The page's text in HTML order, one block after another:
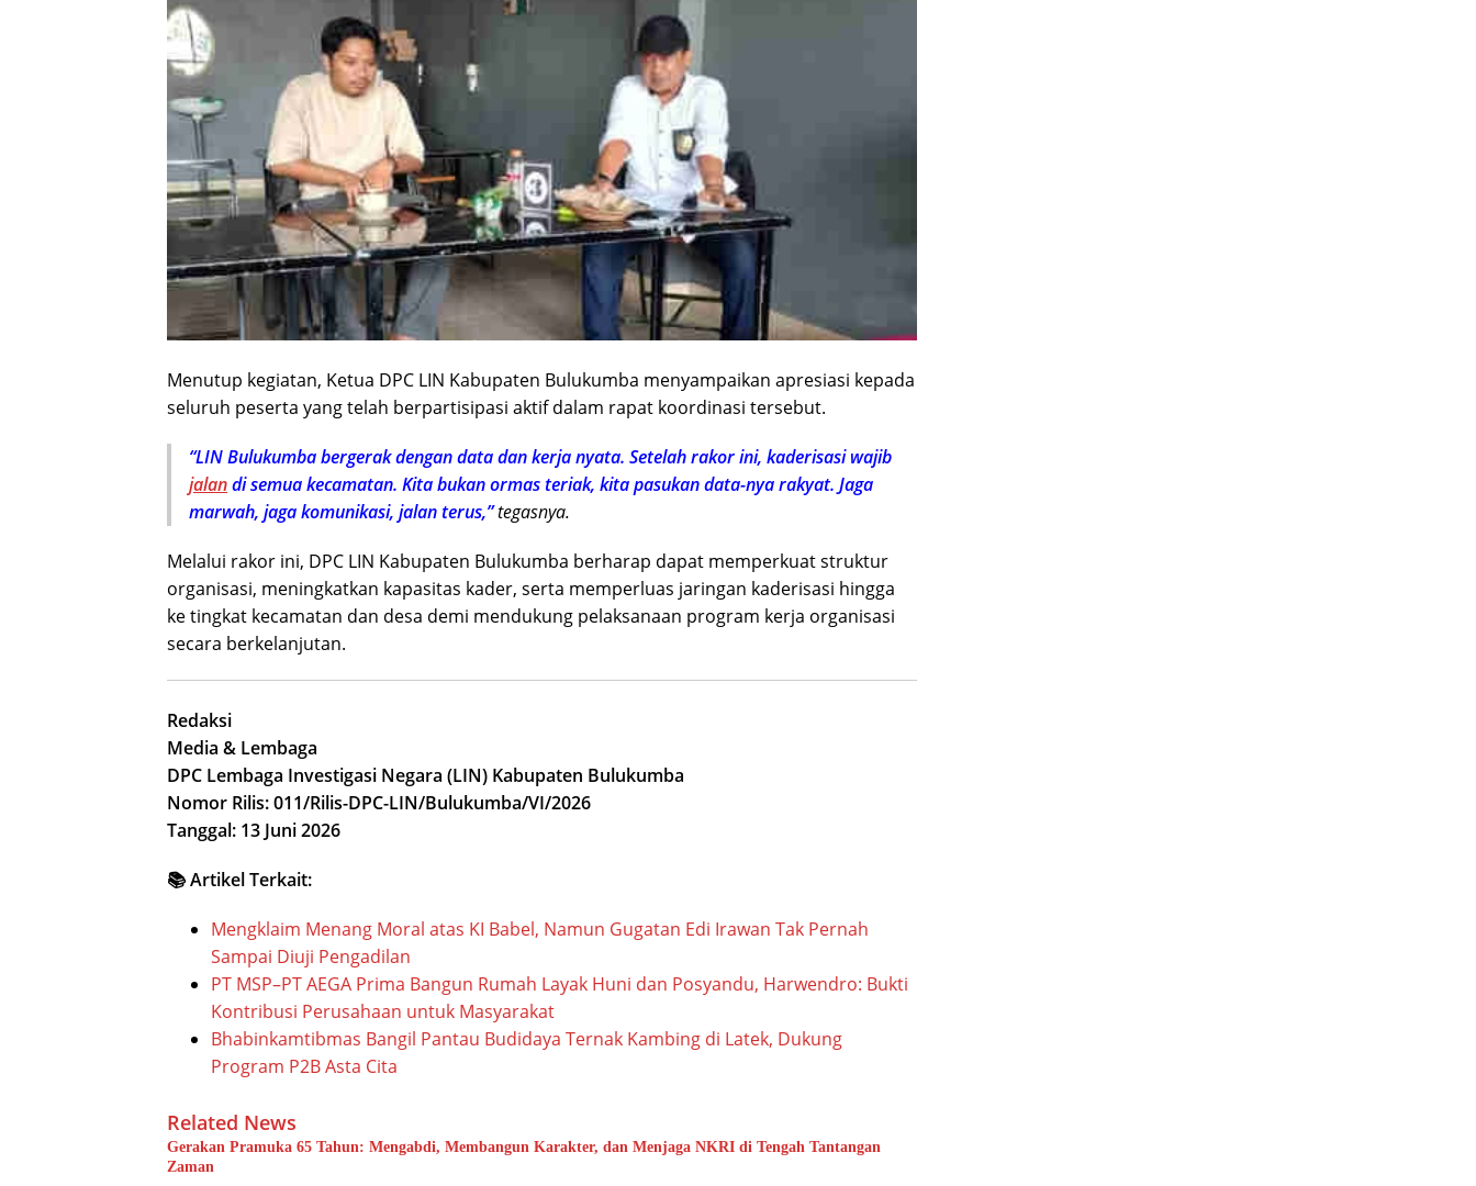
Menutup kegiatan, Ketua DPC LIN Kabupaten Bulukumba menyampaikan apresiasi kepada
seluruh peserta yang telah berpartisipasi aktif dalam rapat koordinasi tersebut.
“LIN Bulukumba bergerak dengan data dan kerja nyata. Setelah rakor ini, kaderisasi wajib
jalandi semua kecamatan. Kita bukan ormas teriak, kita pasukan data-nya rakyat. Jaga
marwah, jaga komunikasi, jalan terus,”tegasnya.
Melalui rakor ini, DPC LIN Kabupaten Bulukumba berharap dapat memperkuat struktur
organisasi, meningkatkan kapasitas kader, serta memperluas jaringan kaderisasi hingga
ke tingkat kecamatan dan desa demi mendukung pelaksanaan program kerja organisasi
secara berkelanjutan.
Redaksi
Media & Lembaga
DPC Lembaga Investigasi Negara (LIN) Kabupaten Bulukumba
Nomor Rilis: 011/Rilis-DPC-LIN/Bulukumba/VI/2026
Tanggal: 13 Juni 2026
📚 Artikel Terkait:
Mengklaim Menang Moral atas KI Babel, Namun Gugatan Edi Irawan Tak Pernah
Sampai Diuji Pengadilan
PT MSP–PT AEGA Prima Bangun Rumah Layak Huni dan Posyandu, Harwendro: Bukti
Kontribusi Perusahaan untuk Masyarakat
Bhabinkamtibmas Bangil Pantau Budidaya Ternak Kambing di Latek, Dukung
Program P2B Asta Cita
Related News
Gerakan Pramuka 65 Tahun: Mengabdi, Membangun Karakter, dan Menjaga NKRI di Tengah Tantangan
Zaman